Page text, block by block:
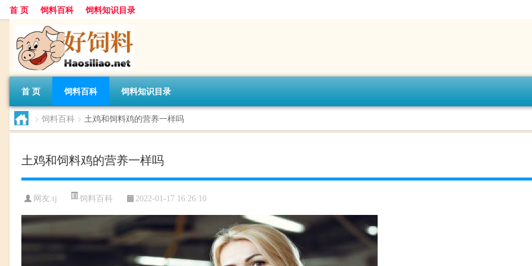
首 页 饲料百科 饲料知识目录
首 页 饲料百科 饲料知识目录
> 饲料百科 > 土鸡和饲料鸡的营养一样吗
土鸡和饲料鸡的营养一样吗
网友:tj 饲料百科 2022-01-17 16:26:10